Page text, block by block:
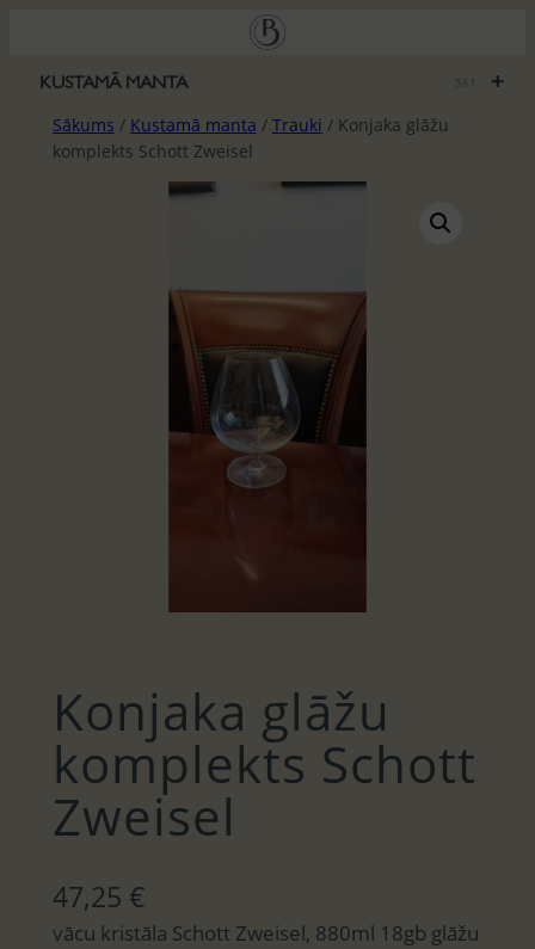
saturu
+
KUSTAMĀ MANTA
Sākums / Kustamā manta / Trauki / Konjaka glāžu
komplekts Schott Zweisel
Konjaka glāžu
komplekts Schott
Zweisel
47,25 €
vācu kristāla Schott Zweisel, 880ml 18gb glāžu